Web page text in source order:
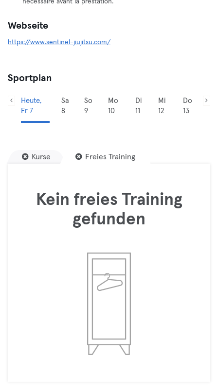
nécessaire avant la prestation.
Webseite
https://www.sentinel-jiujitsu.com/
Sportplan
Heute,
Fr 7
Sa
8
So
9
Mo
10
Di
11
Mi
12
Do
13
Kurse Freies Training
Kein freies Training
gefunden